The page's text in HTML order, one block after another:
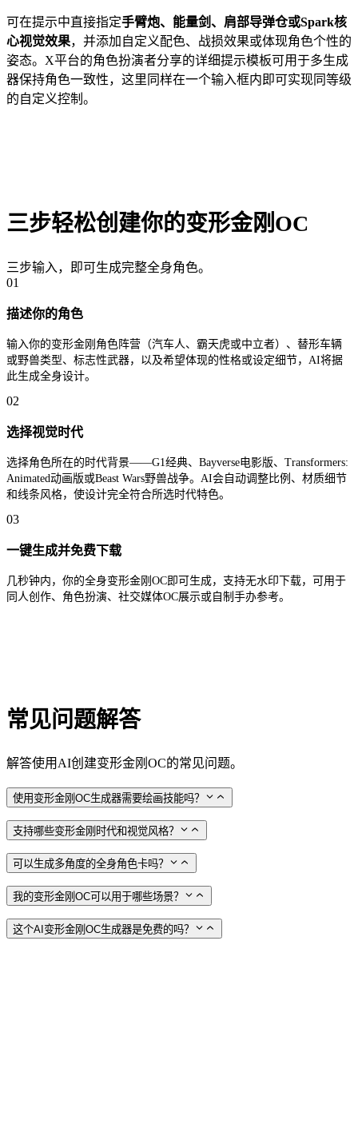
可在提示中直接指定手臂炮、能量剑、肩部导弹仓或Spark核
心视觉效果，并添加自定义配色、战损效果或体现角色个性的
姿态。X平台的角色扮演者分享的详细提示模板可用于多生成
器保持角色一致性，这里同样在一个输入框内即可实现同等级
的自定义控制。
三步轻松创建你的变形金刚OC
三步输入，即可生成完整全身角色。
01
描述你的角色
输入你的变形金刚角色阵营（汽车人、霸天虎或中立者）、替形车辆
或野兽类型、标志性武器，以及希望体现的性格或设定细节，AI将据
此生成全身设计。
02
选择视觉时代
选择角色所在的时代背景——G1经典、Bayverse电影版、Transformers:
Animated动画版或Beast Wars野兽战争。AI会自动调整比例、材质细节
和线条风格，使设计完全符合所选时代特色。
03
一键生成并免费下载
几秒钟内，你的全身变形金刚OC即可生成，支持无水印下载，可用于
同人创作、角色扮演、社交媒体OC展示或自制手办参考。
常见问题解答
解答使用AI创建变形金刚OC的常见问题。
使用变形金刚OC生成器需要绘画技能吗？
支持哪些变形金刚时代和视觉风格？
可以生成多角度的全身角色卡吗？
我的变形金刚OC可以用于哪些场景？
这个AI变形金刚OC生成器是免费的吗？